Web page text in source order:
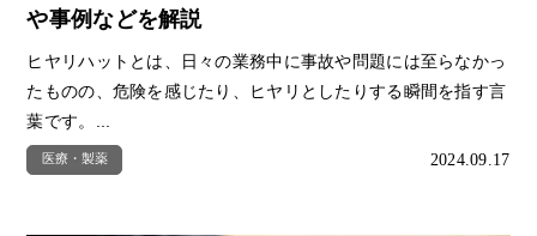
や事例などを解説
ヒヤリハットとは、日々の業務中に事故や問題には至らなかっ
たものの、危険を感じたり、ヒヤリとしたりする瞬間を指す言
葉です。...
医療・製薬 2024.09.17